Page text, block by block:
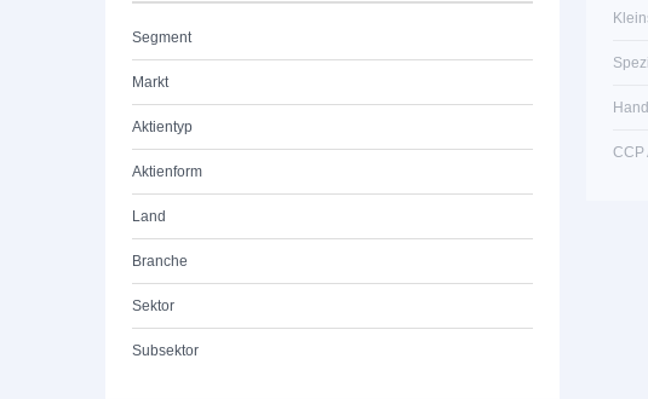
Segment
Markt
Aktientyp
Aktienform
Land
Branche
Sektor
Subsektor
CCP